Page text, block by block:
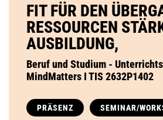
FIT FÜR DEN
RESSOURCEN
AUSBILDUNG,
Beruf und Studium -
MindMatters I TIS 2632P1402
PRÄSENZ SEMINAR/